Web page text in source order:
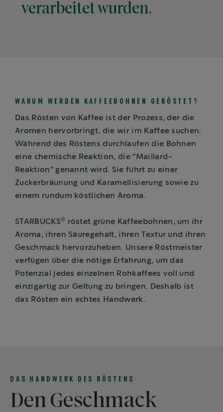
verarbeitet wurden.
WARUM WERDEN KAFFEEBOHNEN GERÖSTET?
Das Rösten von Kaffee ist der Prozess, der die
Aromen hervorbringt, die wir im Kaffee suchen.
Während des Röstens durchlaufen die Bohnen
eine chemische Reaktion, die "Maillard-
Reaktion" genannt wird. Sie führt zu einer
Zuckerbräunung und Karamellisierung sowie zu
einem rundum köstlichen Aroma.
STARBUCKS®
röstet grüne Kaffeebohnen, um ihr
Aroma, ihren Säuregehalt, ihren Textur und ihren
Geschmack hervorzuheben. Unsere Röstmeister
verfügen über die nötige Erfahrung, um das
Potenzial jedes einzelnen Rohkaffees voll und
einzigartig zur Geltung zu bringen. Deshalb ist
das Rösten ein echtes Handwerk.
DAS HANDWERK DES RÖSTENS
Den Geschmack